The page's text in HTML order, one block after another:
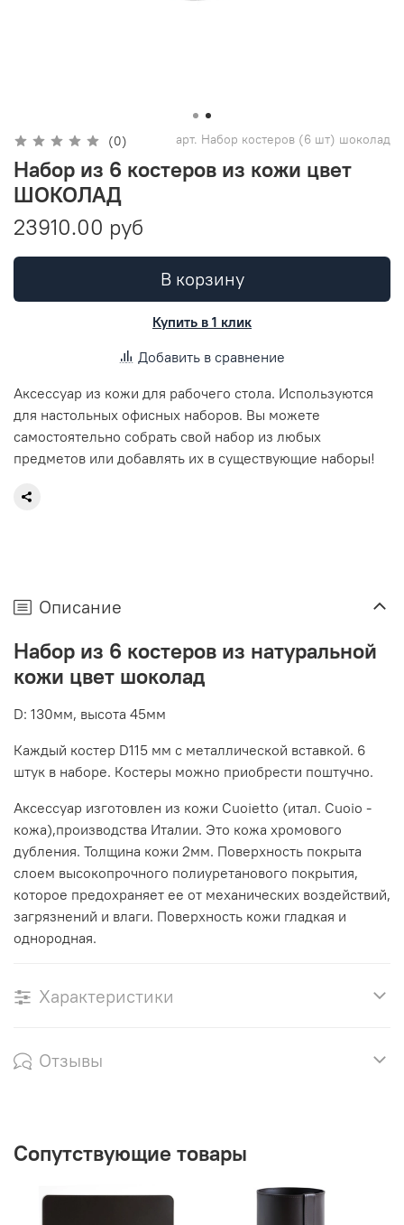
(0) арт. Набор костеров (6 шт) шоколад
Набор из 6 костеров из кожи цвет
ШОКОЛАД
23910.00 руб
В корзину
Купить в 1 клик
Добавить в сравнение
Аксессуар из кожи для рабочего стола. Используются
для настольных офисных наборов. Вы можете
самостоятельно собрать свой набор из любых
предметов или добавлять их в существующие наборы!
Описание
Набор из 6 костеров из натуральной
кожи цвет шоколад
D: 130мм, высота 45мм
Каждый костер D115 мм с металлической вставкой. 6
штук в наборе. Костеры можно приобрести поштучно.
Аксессуар изготовлен из кожи Cuoietto (итал. Cuoio -
кожа),производства Италии. Это кожа хромового
дубления. Толщина кожи 2мм. Поверхность покрыта
слоем высокопрочного полиуретанового покрытия,
которое предохраняет ее от механических воздействий,
загрязнений и влаги. Поверхность кожи гладкая и
однородная.
Характеристики
Отзывы
Сопутствующие товары